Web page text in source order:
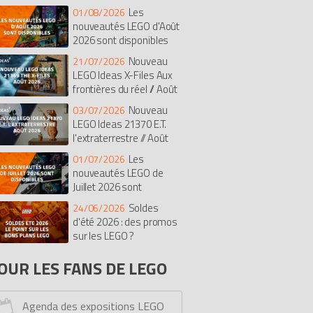
Botanicals
Super Mario
des Caraïbes
The Batman Movie
Buildings Collection
Jones
Duplo
The LEGO Movie
Chima Saisonnier
Castle
Knights
Ghostbusters
Stranger Things
Le Hobbit
Hidden Side
Overwatch
Fortnite Pirates
Simpsons
1 (F1)
Monkie Kid
Avatar
doo
One Piece
Story
Tortues Ninja
Unikitty
Functions
Monster Fighters
Factory
Dreamzzz
Kingdoms
Bob l'éponge
Serious Play
Sketches
Mindstorms
Dino
01/08/2026 Les
nouveautés LEGO d'Août
2026 sont disponibles
21/07/2026 Nouveau
LEGO Ideas X-Files Aux
frontières du réel // Août
03/07/2026 Nouveau
LEGO Ideas 21370 E.T.
l'extraterrestre // Août
01/07/2026 Les
nouveautés LEGO de
Juillet 2026 sont
24/06/2026 Soldes
d'été 2026 : des promos
sur les LEGO ?
LES FANS DE LEGO
Agenda des expositions LEGO